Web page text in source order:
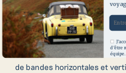
09 70 71
distinctif qui renvoie à
écossais. Autrefois utilisés
membres d’un même clan ou
spécifique, ces motifs
de bandes horizontales et
d'être
équipe.